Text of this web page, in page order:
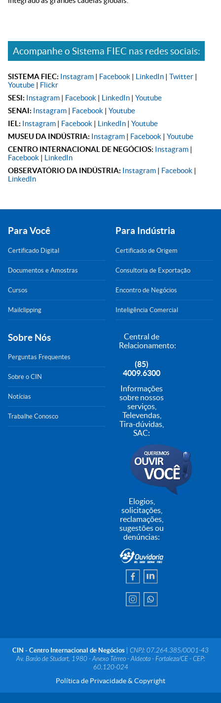
Acompanhe o Sistema FIEC nas redes sociais:
SISTEMA FIEC: Instagram | Facebook | LinkedIn | Twitter |
Youtube | Flickr
SESI: Instagram | Facebook | LinkedIn | Youtube
SENAI: Instagram | Facebook | Youtube
IEL: Instagram | Facebook | LinkedIn | Youtube
MUSEU DA INDÚSTRIA: Instagram | Facebook | Youtube
CENTRO INTERNACIONAL DE NEGÓCIOS: Instagram |
Facebook | LinkedIn
OBSERVATÓRIO DA INDÚSTRIA: Instagram | Facebook |
LinkedIn
Para Você
Certificado Digital
Documentos e Amostras
Cursos
Mailclipping
Para Indústria
Certificado de Origem
Consultoria de Exportação
Encontro de Negócios
Inteligência Comercial
Sobre Nós
Perguntas Frequentes
Sobre o CIN
Notícias
Trabalhe Conosco
Central de
Relacionamento:
(85)
4009.6300
Informações
sobre nossos
serviços,
Televendas,
Tira-dúvidas,
SAC:
Elogios,
solicitações,
reclamações,
sugestões ou
denúncias:
CIN - Centro Internacional de Negócios
| CNPJ: 07.264.385/0001-43
Av. Barão de Studart, 1980 - Anexo Térreo - Aldeota - Fortaleza/CE - CEP:
60.120-024
Política de Privacidade & Copyright